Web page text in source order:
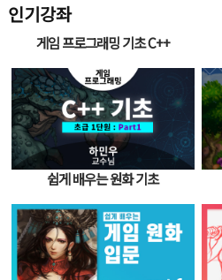
인기강좌
게임 프로그래밍 기초 C++
쉽게 배우는 원화 기초